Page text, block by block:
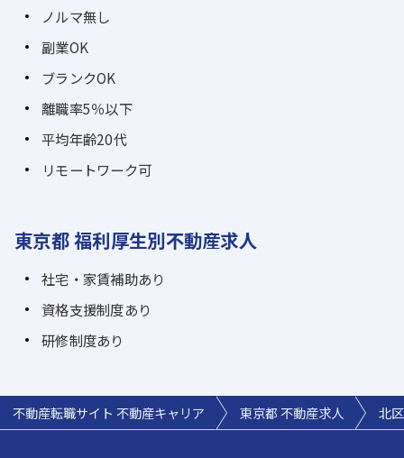
ノルマ無し
副業OK
ブランクOK
離職率5％以下
平均年齢20代
リモートワーク可
東京都 福利厚生別不動産求人
社宅・家賃補助あり
資格支援制度あり
研修制度あり
不動産転職サイト 不動産キャリア 東京都 不動産求人 北